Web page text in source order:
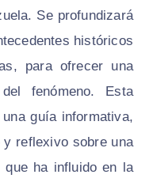
Se profundizará
históricos
para ofrecer una
fenómeno. Esta
guía informativa,
reflexivo sobre una
ha influido en la